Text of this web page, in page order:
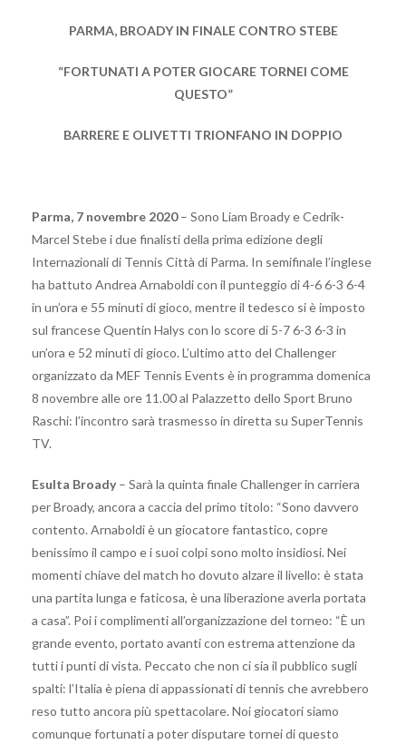
PARMA, BROADY IN FINALE CONTRO STEBE
“FORTUNATI A POTER GIOCARE TORNEI COME
QUESTO”
BARRERE E OLIVETTI TRIONFANO IN DOPPIO
Parma, 7 novembre 2020– Sono Liam Broady e Cedrik-
Marcel Stebe i due finalisti della prima edizione degli
Internazionali di Tennis Città di Parma. In semifinale l’inglese
ha battuto Andrea Arnaboldi con il punteggio di 4-6 6-3 6-4
in un’ora e 55 minuti di gioco, mentre il tedesco si è imposto
sul francese Quentin Halys con lo score di 5-7 6-3 6-3 in
un’ora e 52 minuti di gioco. L’ultimo atto del Challenger
organizzato da MEF Tennis Events è in programma domenica
8 novembre alle ore 11.00 al Palazzetto dello Sport Bruno
Raschi: l’incontro sarà trasmesso in diretta su SuperTennis
TV.
Esulta Broady– Sarà la quinta finale Challenger in carriera
per Broady, ancora a caccia del primo titolo: “Sono davvero
contento. Arnaboldi è un giocatore fantastico, copre
benissimo il campo e i suoi colpi sono molto insidiosi. Nei
momenti chiave del match ho dovuto alzare il livello: è stata
una partita lunga e faticosa, è una liberazione averla portata
a casa”. Poi i complimenti all’organizzazione del torneo: “È un
grande evento, portato avanti con estrema attenzione da
tutti i punti di vista. Peccato che non ci sia il pubblico sugli
spalti: l’Italia è piena di appassionati di tennis che avrebbero
reso tutto ancora più spettacolare. Noi giocatori siamo
comunque fortunati a poter disputare tornei di questo